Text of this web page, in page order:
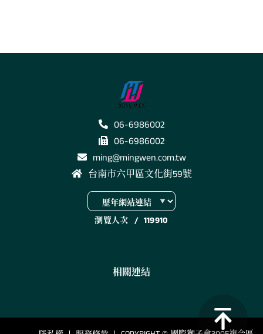
06-6986002
06-6986002
ming@mingwen.com.tw
台南市六甲區文化街59號
瀏覽人次 / 119910
相關連結